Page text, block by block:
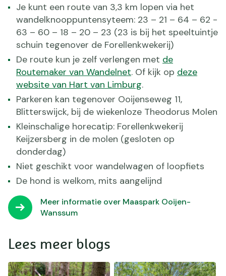
Je kunt een route van 3,3 km lopen via het
wandelknooppuntensyteem: 23 – 21 – 64 – 62 -
63 – 60 – 18 – 20 – 23 (23 is bij het speeltuintje
schuin tegenover de Forellenkwekerij)
De route kun je zelf verlengen met de
Routemaker van Wandelnet. Of kijk op deze
website van Hart van Limburg.
Parkeren kan tegenover Ooijenseweg 11,
Blitterswijck, bij de wiekenloze Theodorus Molen
Kleinschalige horecatip: Forellenkwekerij
Keijzersberg in de molen (gesloten op
donderdag)
Niet geschikt voor wandelwagen of loopfiets
De hond is welkom, mits aangelijnd
Meer informatie over Maaspark Ooijen-
Wanssum
Lees meer blogs